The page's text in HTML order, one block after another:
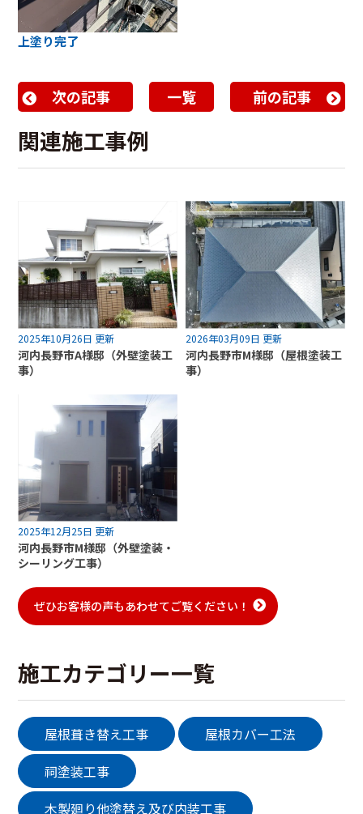
上塗り完了
次の記事 一覧 前の記事
関連施工事例
2025年10月26日 更新
河内長野市A様邸（外壁塗装工
事）
2026年03月09日 更新
河内長野市M様邸（屋根塗装工
事）
2025年12月25日 更新
河内長野市M様邸（外壁塗装・
シーリング工事）
ぜひお客様の声もあわせてご覧ください！
施工カテゴリー一覧
屋根葺き替え工事
屋根カバー工法
祠塗装工事
木製廻り他塗替え及び内装工事